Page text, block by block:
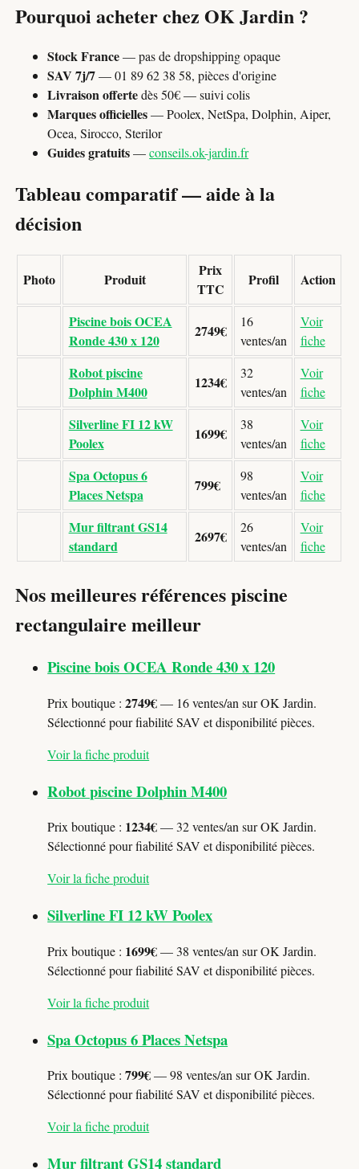
Pourquoi acheter chez OK Jardin ?
Stock France— pas de dropshipping opaque
SAV 7j/7— 01 89 62 38 58, pièces d'origine
Livraison offertedès 50€ — suivi colis
Marques officielles— Poolex, NetSpa, Dolphin, Aiper,
Ocea, Sirocco, Sterilor
Guides gratuits—conseils.ok-jardin.fr
Tableau comparatif — aide à la
décision
Photo Produit
Prix
TTC
Profil Action
Piscine bois OCEA
Ronde 430 x 120
2749€
16
ventes/an
Voir
fiche
Robot piscine
Dolphin M400
1234€
32
ventes/an
Voir
fiche
Silverline FI 12 kW
Poolex
1699€
38
ventes/an
Voir
fiche
Spa Octopus 6
Places Netspa
799€
98
ventes/an
Voir
fiche
Mur filtrant GS14
standard
2697€
26
ventes/an
Voir
fiche
Nos meilleures références piscine
rectangulaire meilleur
Piscine bois OCEA Ronde 430 x 120
Prix boutique :2749€— 16 ventes/an sur OK Jardin.
Sélectionné pour fiabilité SAV et disponibilité pièces.
Voir la fiche produit
Robot piscine Dolphin M400
Prix boutique : 1234€— 32 ventes/an sur OK Jardin.
Sélectionné pour fiabilité SAV et disponibilité pièces.
Voir la fiche produit
Silverline FI 12 kW Poolex
Prix boutique : 1699€— 38 ventes/an sur OK Jardin.
Sélectionné pour fiabilité SAV et disponibilité pièces.
Voir la fiche produit
Spa Octopus 6 Places Netspa
Prix boutique :799€— 98 ventes/an sur OK Jardin.
Sélectionné pour fiabilité SAV et disponibilité pièces.
Voir la fiche produit
Mur filtrant GS14 standard